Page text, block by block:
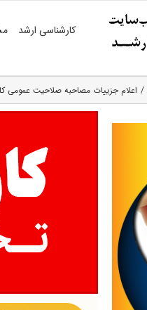
کارشناسی ارشد
اعلام جزییات مصاحبه صلاحیت عمومی